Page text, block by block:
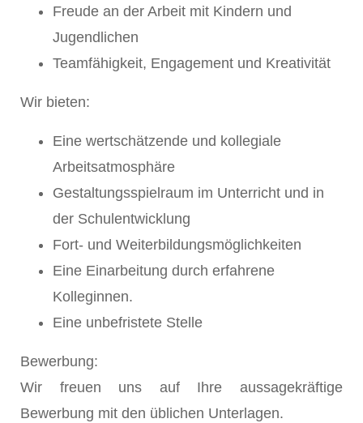
Freude an der Arbeit mit Kindern und
Jugendlichen
Teamfähigkeit, Engagement und Kreativität
Wir bieten:
Eine wertschätzende und kollegiale
Arbeitsatmosphäre
Gestaltungsspielraum im Unterricht und in
der Schulentwicklung
Fort- und Weiterbildungsmöglichkeiten
Eine Einarbeitung durch erfahrene
Kolleginnen.
Eine unbefristete Stelle
Bewerbung:
Wir freuen uns auf Ihre aussagekräftige
Bewerbung mit den üblichen Unterlagen.